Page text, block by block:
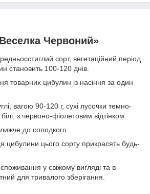
Червоний»
сорт, вегетаційний період
становить 100-120 днів.
товарних цибулин із насіння за один
вагою 90-120 г, сухі лусочки темно-
з червоно-фіолетовим відтінком.
до солодкого.
цибулини цього сорту прикрасять будь-
у свіжому вигляді та в
для тривалого зберігання.